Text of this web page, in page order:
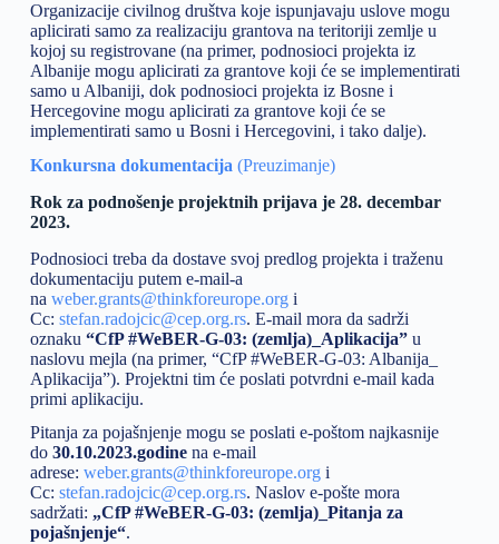
Organizacije civilnog društva koje ispunjavaju uslove mogu
aplicirati samo za realizaciju grantova na teritoriji zemlje u
kojoj su registrovane (na primer, podnosioci projekta iz
Albanije mogu aplicirati za grantove koji će se implementirati
samo u Albaniji, dok podnosioci projekta iz Bosne i
Hercegovine mogu aplicirati za grantove koji će se
implementirati samo u Bosni i Hercegovini, i tako dalje).
Konkursna dokumentacija (Preuzimanje)
Rok za podnošenje projektnih prijava je 28. decembar
2023.
Podnosioci treba da dostave svoj predlog projekta i traženu
dokumentaciju putem e-mail-a
na weber.grants@thinkforeurope.orgi
Cc: stefan.radojcic@cep.org.rs. E-mail mora da sadrži
oznaku “CfP #WeBER-G-03: (zemlja)_Aplikacija”u
naslovu mejla (na primer, “CfP #WeBER-G-03: Albanija_
Aplikacija”). Projektni tim će poslati potvrdni e-mail kada
primi aplikaciju.
Pitanja za pojašnjenje mogu se poslati e-poštom najkasnije
do 30.10.2023.godinena e-mail
adrese: weber.grants@thinkforeurope.orgi
Cc: stefan.radojcic@cep.org.rs. Naslov e-pošte mora
sadržati: „CfP #WeBER-G-03: (zemlja)_Pitanja za
pojašnjenje“.